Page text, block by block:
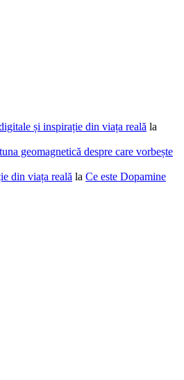
și inspirație din viața reală la
geomagnetică despre care vorbește
din viața reală la Ce este Dopamine